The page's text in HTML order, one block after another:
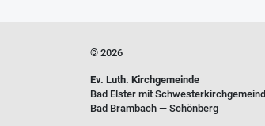
© 2026
Ev. Luth. Kirchgemeinde
Bad Elster mit
Bad Brambach — Schönberg